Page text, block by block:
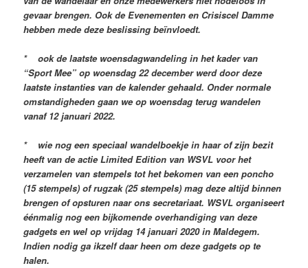
gevaar brengen. Ook de Evenementen en Crisiscel Damme
hebben mede deze beslissing beïnvloedt.
* ook de laatste woensdagwandeling in het kader van
“Sport Mee” op woensdag 22 december werd door deze
laatste instanties van de kalender gehaald. Onder normale
omstandigheden gaan we op woensdag terug wandelen
vanaf 12 januari 2022.
* wie nog een speciaal wandelboekje in haar of zijn bezit
heeft van de actie Limited Edition van WSVL voor het
verzamelen van stempels tot het bekomen van een poncho
(15 stempels) of rugzak (25 stempels) mag deze altijd binnen
brengen of opsturen naar ons secretariaat. WSVL organiseert
éénmalig nog een bijkomende overhandiging van deze
gadgets en wel op vrijdag 14 januari 2020 in Maldegem.
Indien nodig ga ikzelf daar heen om deze gadgets op te
halen.